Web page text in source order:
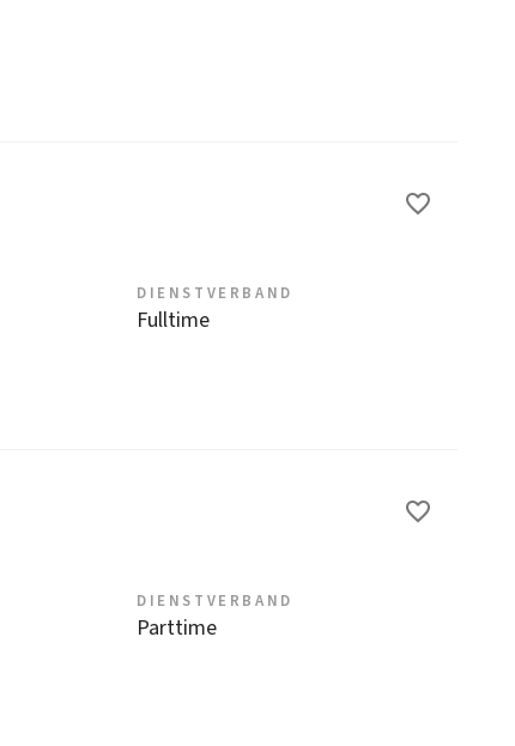
DIENSTVERBAND
Fulltime
DIENSTVERBAND
Parttime